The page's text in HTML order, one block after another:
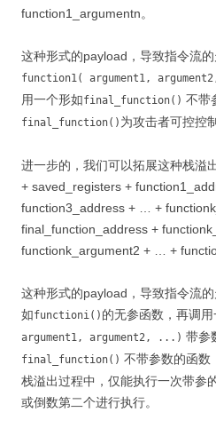
function1_argumentn。
这种形式的payload，导致指令流
function1( argument1,
用一个形如final_function() 不带
final_function() 为攻击者可控控
进一步的，我们可以拓展这种栈溢
+ saved_registers +
function3_address + … +
final_function_address +
functionk_argument2 + … +
这种形式的payload，导致指令流
如functioni() 的无参函数，再调
argument1, argument2, ...) 带参
final_function() 不带参数的函数
栈溢出过程中，仅能执行一次带参
或倒数第二个进行执行。